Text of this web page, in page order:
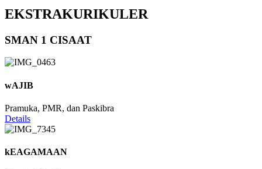
EKSTRAKURIKULER
SMAN 1 CISAAT
wAJIB
Pramuka, PMR, dan Paskibra
Details
kEAGAMAAN